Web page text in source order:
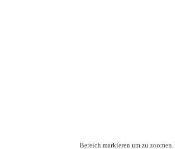
Bereich markieren um zu